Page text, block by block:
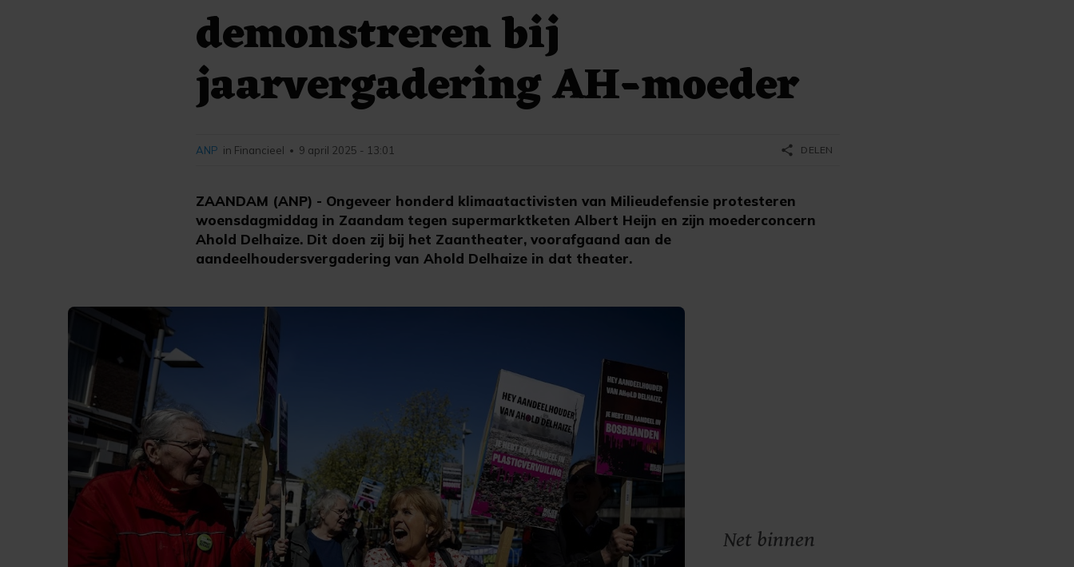
demonstreren bij
jaarvergadering AH-moeder
ZAANDAM (ANP) - Ongeveer honderd klimaatactivisten van Milieudefensie protesteren
woensdagmiddag in Zaandam tegen supermarktketen Albert Heijn en zijn moederconcern
Ahold Delhaize. Dit doen zij bij het Zaantheater, voorafgaand aan de
aandeelhoudersvergadering van Ahold Delhaize in dat theater.
ANP in Financieel • 9 april 2025 - 13:01 share DELEN
Net binnen